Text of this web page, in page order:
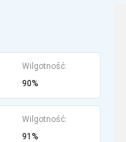
Wilgotność:
90%
Wilgotność:
91%